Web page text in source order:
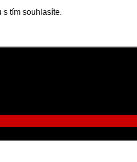
s tím souhlasíte.